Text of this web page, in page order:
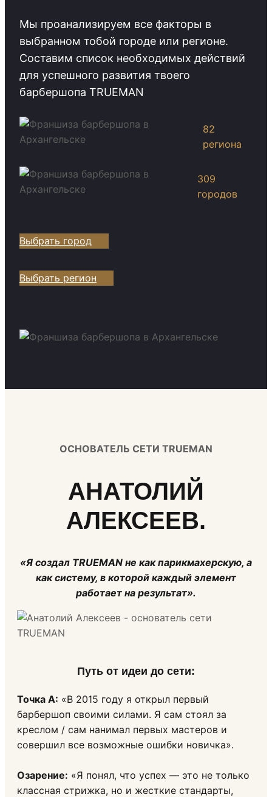
Мы проанализируем все факторы в
выбранном тобой городе или регионе.
Cоставим список необходимых действий
для успешного развития твоего
барбершопа TRUEMAN
82
региона
309
городов
Выбрать город
Выбрать регион
ОСНОВАТЕЛЬ СЕТИ TRUEMAN
АНАТОЛИЙ
АЛЕКСЕЕВ.
«Я создал TRUEMAN не как парикмахерскую, а
как систему, в которой каждый элемент
работает на результат».
Путь от идеи до сети:
Точка А: «В 2015 году я открыл первый
барбершоп своими силами. Я сам стоял за
креслом / сам нанимал первых мастеров и
совершил все возможные ошибки новичка».
Озарение: «Я понял, что успех — это не только
классная стрижка, но и жесткие стандарты,